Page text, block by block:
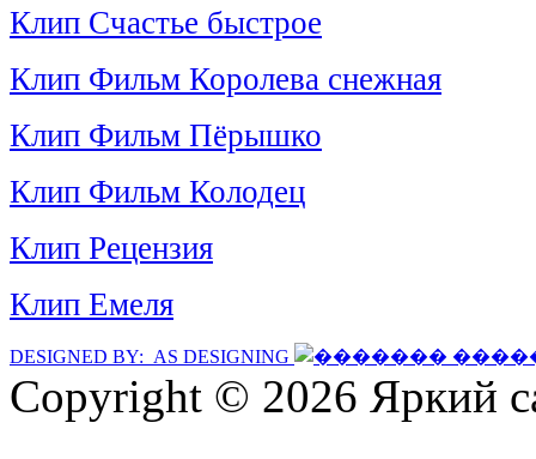
Клип Счастье быстрое
Клип Фильм Королева снежная
Клип Фильм Пёрышко
Клип Фильм Колодец
Клип Рецензия
Клип Емеля
DESIGNED BY: AS DESIGNING
Copyright © 2026 Яркий